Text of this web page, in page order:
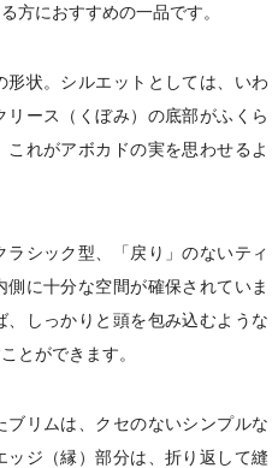
方におすすめの一品です。
状。シルエットとしては、いわ
ース（くぼみ）の底部がふくら
れがアボカドの実を思わせるよ
シック型、「戻り」のないティ
に十分な空間が確保されていま
しっかりと頭を包み込むような
とができます。
ブリムは、クセのないシンプルな
ジ（縁）部分は、折り返して縫